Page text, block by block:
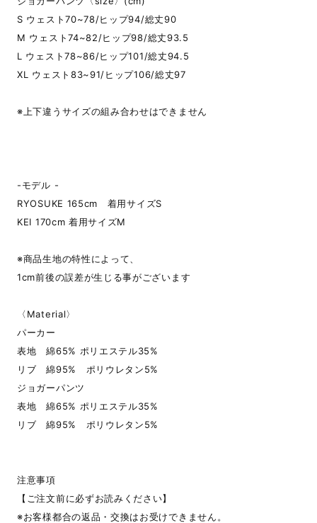
S ウェスト70~78/ヒップ94/総丈90
M ウェスト74~82/ヒップ98/総丈93.5
L ウェスト78~86/ヒップ101/総丈94.5
XL ウェスト83~91/ヒップ106/総丈97
※上下違うサイズの組み合わせはできません
-モデル -
RYOSUKE 165cm 着用サイズS
KEI 170cm 着用サイズM
※商品生地の特性によって、
1cm前後の誤差が生じる事がございます
〈Material〉
パーカー
表地 綿65% ポリエステル35%
リブ 綿95% ポリウレタン5%
ジョガーパンツ
表地 綿65% ポリエステル35%
リブ 綿95% ポリウレタン5%
注意事項
【ご注文前に必ずお読みください】
※お客様都合の返品・交換はお受けできません。